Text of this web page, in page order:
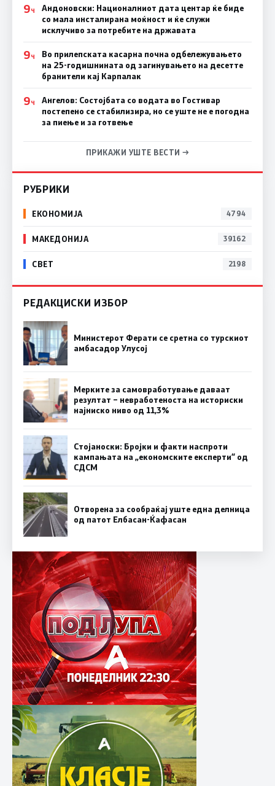
9Ч
Андоновски: Националниот дата центар ќе биде
со мала инсталирана моќност и ќе служи
исклучиво за потребите на државата
9Ч
Во прилепската касарна почна одбележувањето
на 25-годишнината од загинувањето на десетте
бранители кај Карпалак
9Ч
Ангелов: Состојбата со водата во Гостивар
постепено се стабилизира, но се уште не е погодна
за пиење и за готвење
ПРИКАЖИ УШТЕ ВЕСТИ →
РУБРИКИ
ЕКОНОМИЈА 4794
МАКЕДОНИЈА 39162
СВЕТ 2198
РЕДАКЦИСКИ ИЗБОР
Министерот Ферати се сретна со турскиот
амбасадор Улусој
Мерките за самовработување даваат
резултат – невработеноста на историски
најниско ниво од 11,3%
Стојаноски: Бројки и факти наспроти
кампањата на „економските експерти“ од
СДСM
Отворена за сообраќај уште една делница
од патот Елбасан-Ќафасан